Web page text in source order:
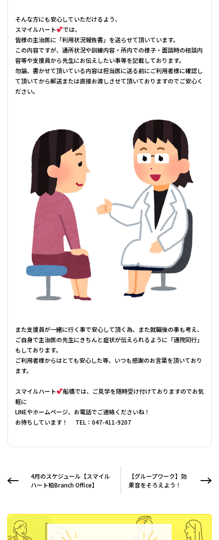
そんな方にも安心していただけるよう、
スマイルハート
では、
皆様の主治医に「利用状況報告書」を送らせて頂いています。
この内容ですが、通所状況や訓練内容・所内での様子・面談時の相談内
容等や支援員から先生にお伝えしたい事等を記載しております。
勿論、書かせて頂いている内容は担当医に送る前にご利用者様に確認し
て頂いてから郵送または直接お渡しさせて頂いておりますのでご安心く
ださい。
また支援員が一緒に行く事で安心して頂く為、また就職後の事も考え、
ご自身で主治医の先生にきちんと症状が伝えられるように「通院同行」
もしております。
ご利用者様からはとても安心した等、いつも感謝のお言葉を頂いており
ます。
スマイルハート
船橋では、ご見学を随時受け付けておりますのでお気
軽に
LINEやホームページ、お電話でご連絡くださいね！
お待ちしています！ TEL：047-411-9207
4月のスケジュール【スマイル
ハート柏Branch Office】
【グループワーク】効
果音をそろえよう！